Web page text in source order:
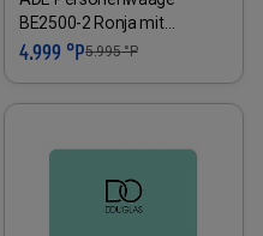
BE2500-2 Ronja mit
externem Display
4.999 °P5.995°P